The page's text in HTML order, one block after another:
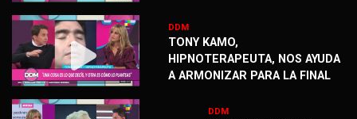
DDM
TONY KAMO,
HIPNOTERAPEUTA, NOS AYUDA
A ARMONIZAR PARA LA FINAL
DDM